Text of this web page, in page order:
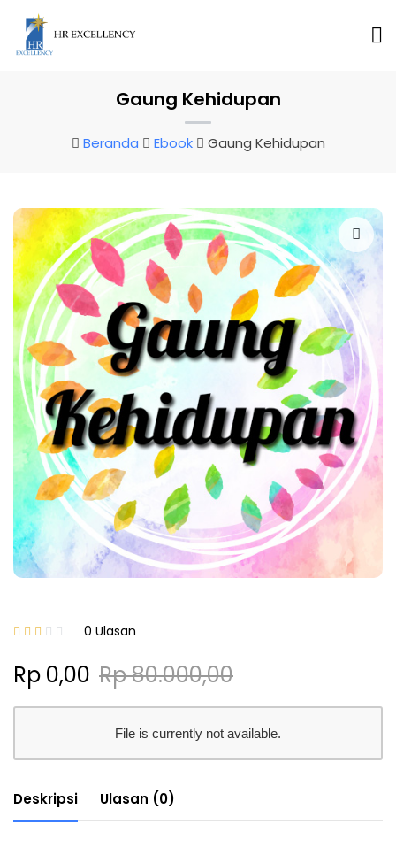
Gaung Kehidupan
Beranda Ebook Gaung Kehidupan
0 Ulasan
Rp 0,00 Rp 80.000,00
File is currently not available.
Deskripsi Ulasan (0)